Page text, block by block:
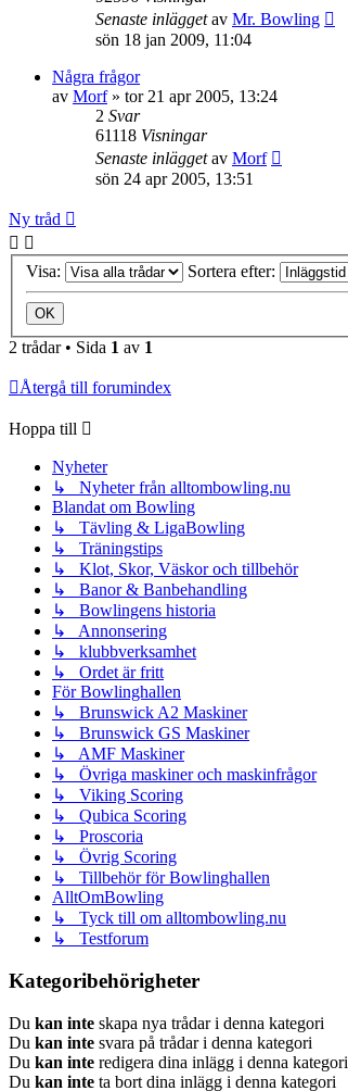
Senaste inläggetav Mr. Bowling
sön 18 jan 2009, 11:04
Några frågor
av Morf» tor 21 apr 2005, 13:24
2 Svar
61118 Visningar
Senaste inläggetav Morf
sön 24 apr 2005, 13:51
Ny tråd
Visa: Sortera efter:
2 trådar • Sida 1 av 1
Återgå till forumindex
Hoppa till
Nyheter
↳ Nyheter från alltombowling.nu
Blandat om Bowling
↳ Tävling & LigaBowling
↳ Träningstips
↳ Klot, Skor, Väskor och tillbehör
↳ Banor & Banbehandling
↳ Bowlingens historia
↳ Annonsering
↳ klubbverksamhet
↳ Ordet är fritt
För Bowlinghallen
↳ Brunswick A2 Maskiner
↳ Brunswick GS Maskiner
↳ AMF Maskiner
↳ Övriga maskiner och maskinfrågor
↳ Viking Scoring
↳ Qubica Scoring
↳ Proscoria
↳ Övrig Scoring
↳ Tillbehör för Bowlinghallen
AlltOmBowling
↳ Tyck till om alltombowling.nu
↳ Testforum
Kategoribehörigheter
Du kan inte skapa nya trådar i denna kategori
Du kan inte svara på trådar i denna kategori
Du kan inte redigera dina inlägg i denna kategori
Du kan inte ta bort dina inlägg i denna kategori